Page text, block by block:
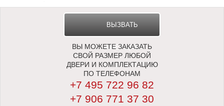
ВЫЗВАТЬ
ЗАМЕРЩИКА
ВЫ МОЖЕТЕ ЗАКАЗАТЬ
СВОЙ РАЗМЕР ЛЮБОЙ
ДВЕРИ И КОМПЛЕКТАЦИЮ
ПО ТЕЛЕФОНАМ
+7 495 722 96 82
+7 906 771 37 30